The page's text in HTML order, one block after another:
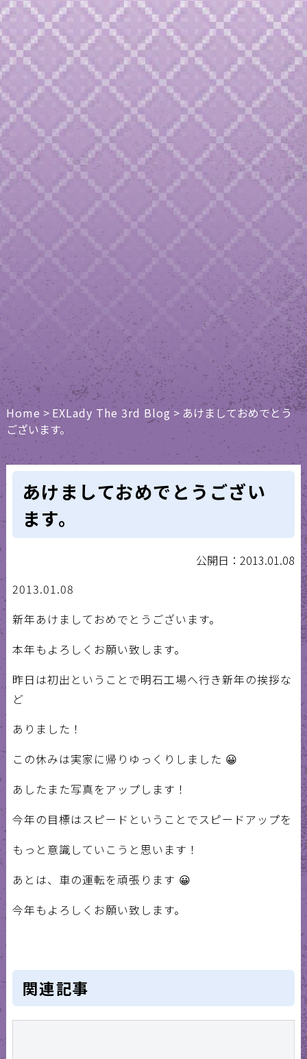
Home> EXLady The 3rd Blog>あけましておめでとう
ございます。
あけましておめでとうござい
ます。
公開日：2013.01.08
2013.01.08
新年あけましておめでとうございます。
本年もよろしくお願い致します。
昨日は初出ということで明石工場へ行き新年の挨拶な
ど
ありました！
この休みは実家に帰りゆっくりしました 😀
あしたまた写真をアップします！
今年の目標はスピードということでスピードアップを
もっと意識していこうと思います！
あとは、車の運転を頑張ります 😀
今年もよろしくお願い致します。
関連記事